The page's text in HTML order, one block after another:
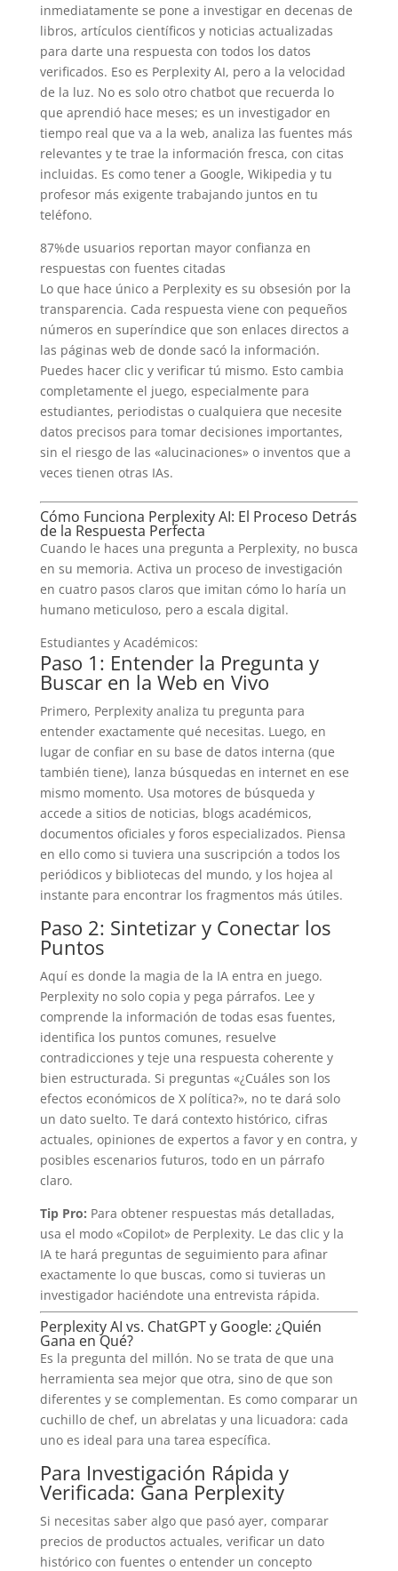
inmediatamente se pone a investigar en decenas de
libros, artículos científicos y noticias actualizadas
para darte una respuesta con todos los datos
verificados. Eso es Perplexity AI, pero a la velocidad
de la luz. No es solo otro chatbot que recuerda lo
que aprendió hace meses; es un investigador en
tiempo real que va a la web, analiza las fuentes más
relevantes y te trae la información fresca, con citas
incluidas. Es como tener a Google, Wikipedia y tu
profesor más exigente trabajando juntos en tu
teléfono.
87%de usuarios reportan mayor confianza en
respuestas con fuentes citadas
Lo que hace único a Perplexity es su obsesión por la
transparencia. Cada respuesta viene con pequeños
números en superíndice que son enlaces directos a
las páginas web de donde sacó la información.
Puedes hacer clic y verificar tú mismo. Esto cambia
completamente el juego, especialmente para
estudiantes, periodistas o cualquiera que necesite
datos precisos para tomar decisiones importantes,
sin el riesgo de las «alucinaciones» o inventos que a
veces tienen otras IAs.
Cómo Funciona Perplexity AI: El Proceso Detrás
de la Respuesta Perfecta
Cuando le haces una pregunta a Perplexity, no busca
en su memoria. Activa un proceso de investigación
en cuatro pasos claros que imitan cómo lo haría un
humano meticuloso, pero a escala digital.
Estudiantes y Académicos:
Paso 1: Entender la Pregunta y
Buscar en la Web en Vivo
Primero, Perplexity analiza tu pregunta para
entender exactamente qué necesitas. Luego, en
lugar de confiar en su base de datos interna (que
también tiene), lanza búsquedas en internet en ese
mismo momento. Usa motores de búsqueda y
accede a sitios de noticias, blogs académicos,
documentos oficiales y foros especializados. Piensa
en ello como si tuviera una suscripción a todos los
periódicos y bibliotecas del mundo, y los hojea al
instante para encontrar los fragmentos más útiles.
Paso 2: Sintetizar y Conectar los
Puntos
Aquí es donde la magia de la IA entra en juego.
Perplexity no solo copia y pega párrafos. Lee y
comprende la información de todas esas fuentes,
identifica los puntos comunes, resuelve
contradicciones y teje una respuesta coherente y
bien estructurada. Si preguntas «¿Cuáles son los
efectos económicos de X política?», no te dará solo
un dato suelto. Te dará contexto histórico, cifras
actuales, opiniones de expertos a favor y en contra, y
posibles escenarios futuros, todo en un párrafo
claro.
Tip Pro: Para obtener respuestas más detalladas,
usa el modo «Copilot» de Perplexity. Le das clic y la
IA te hará preguntas de seguimiento para afinar
exactamente lo que buscas, como si tuvieras un
investigador haciéndote una entrevista rápida.
Perplexity AI vs. ChatGPT y Google: ¿Quién
Gana en Qué?
Es la pregunta del millón. No se trata de que una
herramienta sea mejor que otra, sino de que son
diferentes y se complementan. Es como comparar un
cuchillo de chef, un abrelatas y una licuadora: cada
uno es ideal para una tarea específica.
Para Investigación Rápida y
Verificada: Gana Perplexity
Si necesitas saber algo que pasó ayer, comparar
precios de productos actuales, verificar un dato
histórico con fuentes o entender un concepto